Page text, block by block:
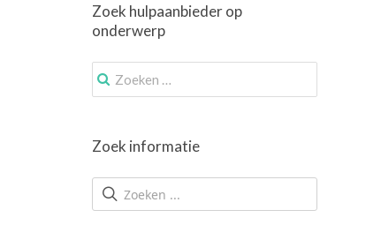
Zoek hulpaanbieder op
onderwerp
Zoek
naar:
Zoek informatie